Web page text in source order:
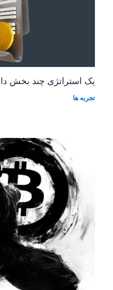
یک استراتژی چند بخش
تجربه ها